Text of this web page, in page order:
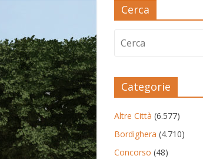
Cerca
Categorie
Altre Città (6.577)
Bordighera (4.710)
Concorso (48)